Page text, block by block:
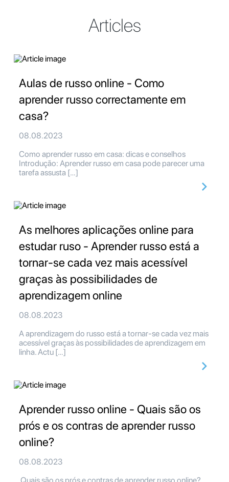
Articles
Aulas de russo online - Como
aprender russo correctamente em
casa?
08.08.2023
Como aprender russo em casa: dicas e conselhos
Introdução: Aprender russo em casa pode parecer uma
tarefa assusta […]
As melhores aplicações online para
estudar ruso - Aprender russo está a
tornar-se cada vez mais acessível
graças às possibilidades de
aprendizagem online
08.08.2023
A aprendizagem do russo está a tornar-se cada vez mais
acessível graças às possibilidades de aprendizagem em
linha. Actu […]
Aprender russo online - Quais são os
prós e os contras de aprender russo
online?
08.08.2023